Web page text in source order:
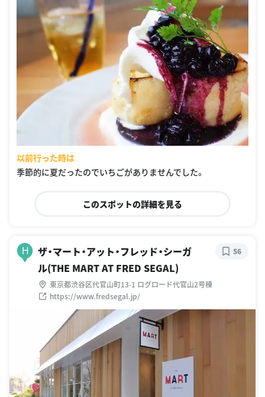
以前行った時は
季節的に夏だったのでいちごがありませんでした。
このスポットの詳細を見る
H
ザ・マート・アット・フレッド・シーガ
ル(THE MART AT FRED SEGAL)
東京都渋谷区代官山町13-1 ログロード代官山2号棟
https://www.fredsegal.jp/
56